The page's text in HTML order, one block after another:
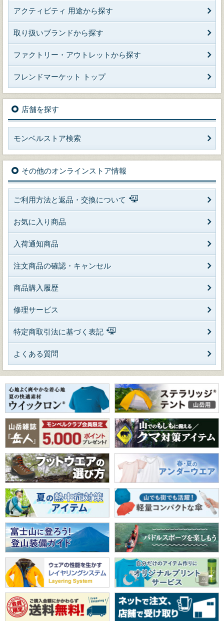
アクティビティ 用途から探す
取り扱いブランドから探す
ファクトリー・アウトレットから探す
フレンドマーケット トップ
店舗を探す
モンベルストア検索
その他のオンラインストア情報
ご利用方法と返品・交換について
お気に入り商品
入荷通知商品
注文商品の確認・キャンセル
商品購入履歴
修理サービス
特定商取引法に基づく表記
よくある質問